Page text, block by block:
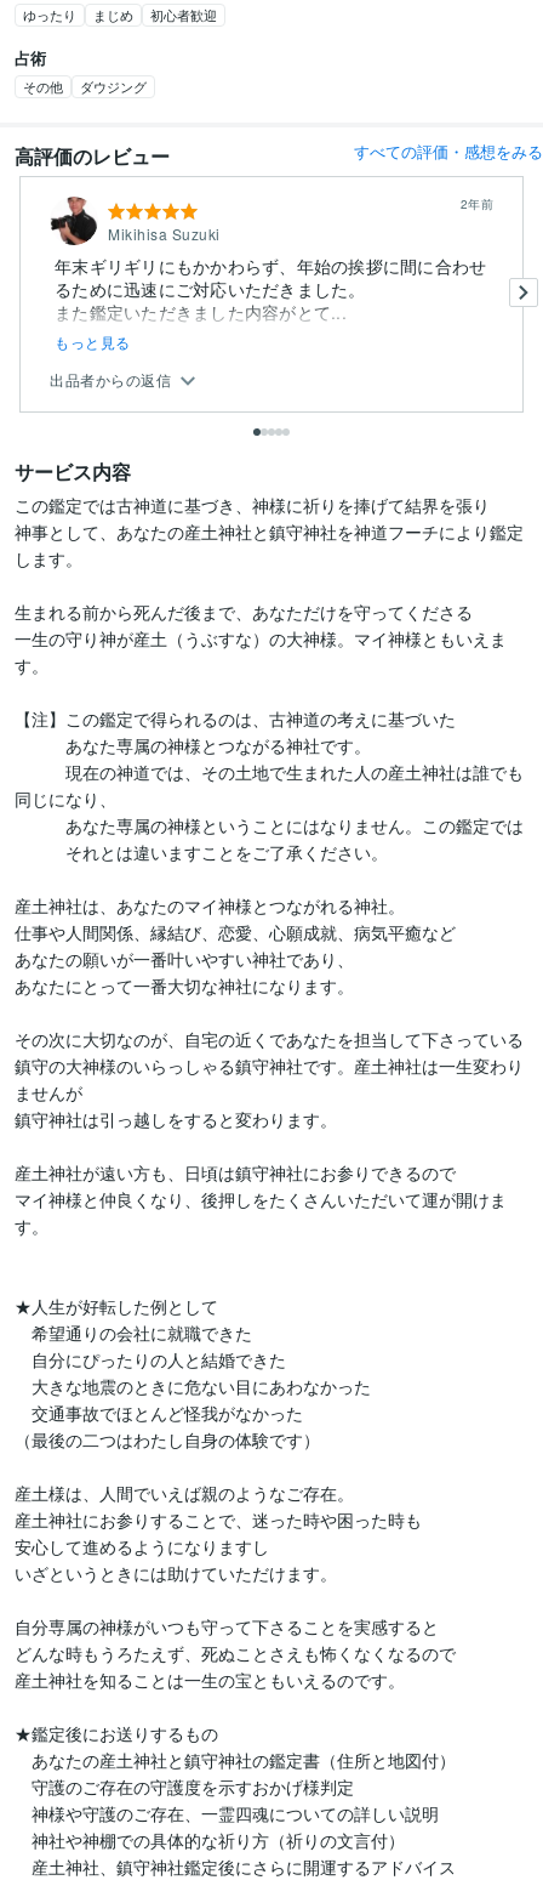
ゆったり まじめ 初心者歓迎
占術
その他 ダウジング
高評価のレビュー すべての評価・感想をみる
Mikihisa Suzuki
2年前
年末ギリギリにもかかわらず、年始の挨拶に間に合わせ
るために迅速にご対応いただきました。
また鑑定いただきました内容がとて...
もっと見る
出品者からの返信
サービス内容
この鑑定では古神道に基づき、神様に祈りを捧げて結界を張り
神事として、あなたの産土神社と鎮守神社を神道フーチにより鑑定
します。
生まれる前から死んだ後まで、あなただけを守ってくださる
一生の守り神が産土（うぶすな）の大神様。マイ神様ともいえま
す。
【注】この鑑定で得られるのは、古神道の考えに基づいた
あなた専属の神様とつながる神社です。
現在の神道では、その土地で生まれた人の産土神社は誰でも
同じになり、
あなた専属の神様ということにはなりません。この鑑定では
それとは違いますことをご了承ください。
産土神社は、あなたのマイ神様とつながれる神社。
仕事や人間関係、縁結び、恋愛、心願成就、病気平癒など
あなたの願いが一番叶いやすい神社であり、
あなたにとって一番大切な神社になります。
その次に大切なのが、自宅の近くであなたを担当して下さっている
鎮守の大神様のいらっしゃる鎮守神社です。産土神社は一生変わり
ませんが
鎮守神社は引っ越しをすると変わります。
産土神社が遠い方も、日頃は鎮守神社にお参りできるので
マイ神様と仲良くなり、後押しをたくさんいただいて運が開けま
す。
★人生が好転した例として
希望通りの会社に就職できた
自分にぴったりの人と結婚できた
大きな地震のときに危ない目にあわなかった
交通事故でほとんど怪我がなかった
（最後の二つはわたし自身の体験です）
産土様は、人間でいえば親のようなご存在。
産土神社にお参りすることで、迷った時や困った時も
安心して進めるようになりますし
いざというときには助けていただけます。
自分専属の神様がいつも守って下さることを実感すると
どんな時もうろたえず、死ぬことさえも怖くなくなるので
産土神社を知ることは一生の宝ともいえるのです。
★鑑定後にお送りするもの
あなたの産土神社と鎮守神社の鑑定書（住所と地図付）
守護のご存在の守護度を示すおかげ様判定
神様や守護のご存在、一霊四魂についての詳しい説明
神社や神棚での具体的な祈り方（祈りの文言付）
産土神社、鎮守神社鑑定後にさらに開運するアドバイス